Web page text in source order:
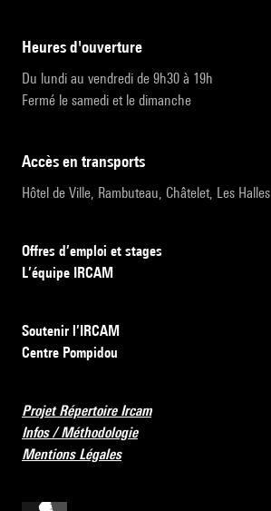
heures d'ouverture
Du lundi au vendredi de 9h30 à 19h
Fermé le samedi et le dimanche
accès en transports
Hôtel de Ville, Rambuteau, Châtelet, Les Halles
Offres d’emploi et stages
L’équipe IRCAM
Soutenir l’IRCAM
Centre Pompidou
Projet Répertoire Ircam
Infos / Méthodologie
Mentions Légales